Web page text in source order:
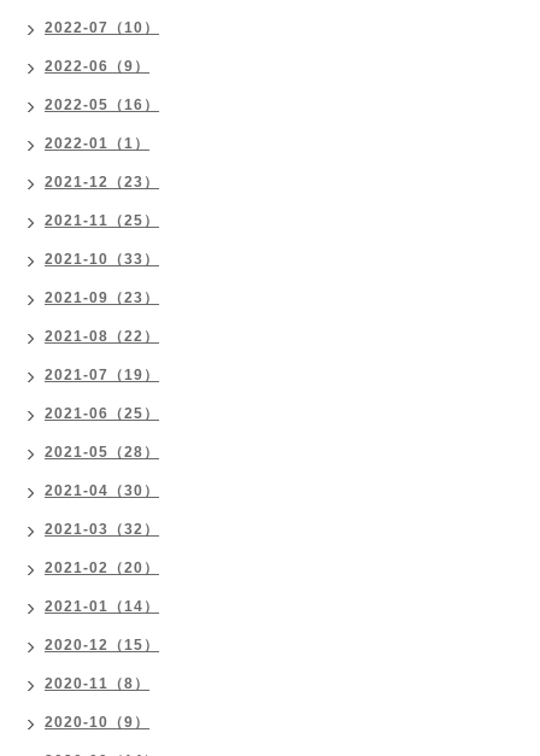
2022-07（10）
2022-06（9）
2022-05（16）
2022-01（1）
2021-12（23）
2021-11（25）
2021-10（33）
2021-09（23）
2021-08（22）
2021-07（19）
2021-06（25）
2021-05（28）
2021-04（30）
2021-03（32）
2021-02（20）
2021-01（14）
2020-12（15）
2020-11（8）
2020-10（9）